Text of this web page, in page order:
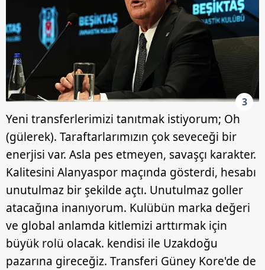
3
Yeni transferlerimizi tanıtmak istiyorum; Oh
(gülerek). Taraftarlarımızın çok seveceği bir
enerjisi var. Asla pes etmeyen, savaşçı karakter.
Kalitesini Alanyaspor maçında gösterdi, hesabı
unutulmaz bir şekilde açtı. Unutulmaz goller
atacağına inanıyorum. Kulübün marka değeri
ve global anlamda kitlemizi arttırmak için
büyük rolü olacak. kendisi ile Uzakdoğu
pazarına gireceğiz. Transferi Güney Kore'de de